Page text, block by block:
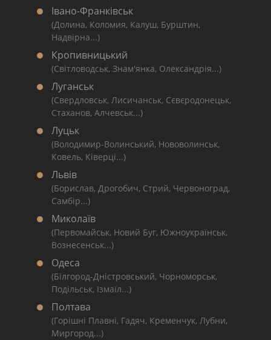
Івано-Франківськ
(Долина, Коломия, Калуш, Бурштин,
Надвірна...)
Кропивницький
(Світловодськ, Знам'янка, Олександрія...)
Луганськ
(Свердловськ, Лисичанськ, Сєвєродонецьк,
Стаханов, Алчевськ...)
Луцьк
(Володимир-Волинський, Нововолинськ,
Ковель, Ківерці...)
Львів
(Борислав, Дрогобич, Стрий, Червоноград,
Самбір...)
Миколаїв
(Первомайськ, Новий Буг, Южноукраїнськ,
Вознесенськ...)
Одеса
(Білгород-Дністровський, Чорноморськ,
Подільськ, Ізмаїл...)
Полтава
(Горішні Плавні, Гадяч, Кременчук, Лубни,
Миргород...)